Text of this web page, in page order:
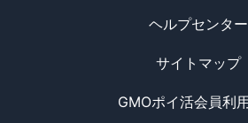
ヘルプセンター
サイトマップ
GMOポイ活会員利